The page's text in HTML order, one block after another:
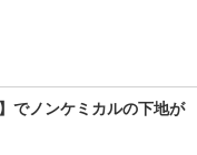
でノンケミカルの下地が